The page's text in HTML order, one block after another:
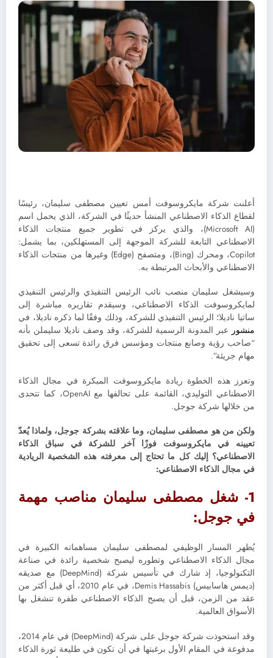
أعلنت شركة مايكروسوفت أمس تعيين مصطفى سليمان، رئيسًا
لقطاع الذكاء الاصطناعي المنشأ حديثًا في الشركة، الذي يحمل اسم
(Microsoft AI)، والذي يركز في تطوير جميع منتجات الذكاء
الاصطناعي التابعة للشركة الموجهة إلى المستهلكين، بما يشمل:
Copilot، ومحرك (Bing)، ومتصفح (Edge) وغيرها من منتجات الذكاء
الاصطناعي والأبحاث المرتبطة به.
وسيشغل سليمان منصب نائب الرئيس التنفيذي والرئيس التنفيذي
لمايكروسوفت الذكاء الاصطناعي، وسيقدم تقاريره مباشرة إلى
ساتيا ناديلا؛ الرئيس التنفيذي للشركة، وذلك وفقًا لما ذكره ناديلا، في
منشور عبر المدونة الرسمية للشركة، وقد وصف ناديلا سليملن بأنه
“صاحب رؤية وصانع منتجات ومؤسس فرق رائدة تسعى إلى تحقيق
مهام جريئة”.
وتعزز هذه الخطوة ريادة مايكروسوفت المبكرة في مجال الذكاء
الاصطناعي التوليدي، القائمة على تحالفها مع OpenAI، كما تتحدى
من خلالها شركة جوجل.
ولكن من هو مصطفى سليمان، وما علاقته بشركة جوجل، ولماذا يُعدّ
تعيينه في مايكروسوفت فوزًا آخر للشركة في سباق الذكاء
الاصطناعي؟ إليك كل ما تحتاج إلى معرفته هذه الشخصية الريادية
في مجال الذكاء الاصطناعي:
1- شغل مصطفى سليمان مناصب مهمة
في جوجل:
يُظهر المسار الوظيفي لمصطفى سليمان مساهماته الكبيرة في
مجال الذكاء الاصطناعي وتطوره ليصبح شخصية رائدة في صناعة
التكنولوجيا، إذ شارك في تأسيس شركة (DeepMind) مع صديقه
(ديمس هاسابيس) Demis Hassabis، في عام 2010، أي قبل أكثر من
عقد من الزمن، قبل أن يصبح الذكاء الاصطناعي طفرة تنشغل بها
الأسواق العالمية.
وقد استحوذت شركة جوجل على شركة (DeepMind) في عام 2014،
مدفوعة في المقام الأول برغبتها في أن تكون في طليعة ثورة الذكاء